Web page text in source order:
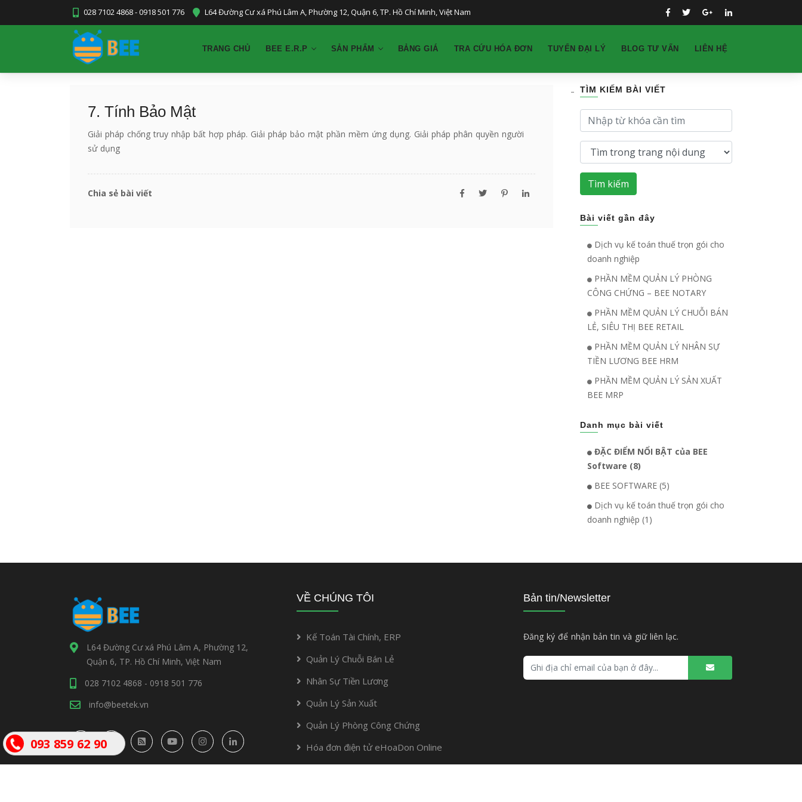
028 7102 4868 - 0918 501 776 L64 Đường Cư xá Phú Lâm A, Phường 12, Quận 6, TP. Hồ Chí Minh, Việt Nam
TRANG CHỦ BEE E.R.P SẢN PHẨM BẢNG GIÁ TRA CỨU HÓA ĐƠN TUYỂN ĐẠI LÝ BLOG TƯ VẤN LIÊN HỆ
7. Tính Bảo Mật
Giải pháp chống truy nhập bất hợp pháp. Giải pháp bảo mật phần mềm ứng dụng. Giải pháp phân quyền người
sử dụng
Chia sẻ bài viết
TÌM KIẾM BÀI VIẾT
Tìm kiếm
Bài viết gần đây
Dịch vụ kế toán thuế trọn gói cho
doanh nghiệp
PHẦN MỀM QUẢN LÝ PHÒNG
CÔNG CHỨNG – BEE NOTARY
PHẦN MỀM QUẢN LÝ CHUỖI BÁN
LẺ, SIÊU THỊ BEE RETAIL
PHẦN MỀM QUẢN LÝ NHÂN SỰ
TIỀN LƯƠNG BEE HRM
PHẦN MỀM QUẢN LÝ SẢN XUẤT
BEE MRP
Danh mục bài viết
ĐẶC ĐIỂM NỔI BẬT của BEE
Software (8)
BEE SOFTWARE (5)
Dịch vụ kế toán thuế trọn gói cho
doanh nghiệp (1)
L64 Đường Cư xá Phú Lâm A, Phường 12,
Quận 6, TP. Hồ Chí Minh, Việt Nam
028 7102 4868 - 0918 501 776
info@beetek.vn
VỀ CHÚNG TÔI
Kế Toán Tài Chính, ERP
Quản Lý Chuỗi Bán Lẻ
Nhân Sự Tiền Lương
Quản Lý Sản Xuất
Quản Lý Phòng Công Chứng
Hóa đơn điện tử eHoaDon Online
Bản tin/Newsletter
Đăng ký để nhận bản tin và giữ liên lạc.
093 859 62 90